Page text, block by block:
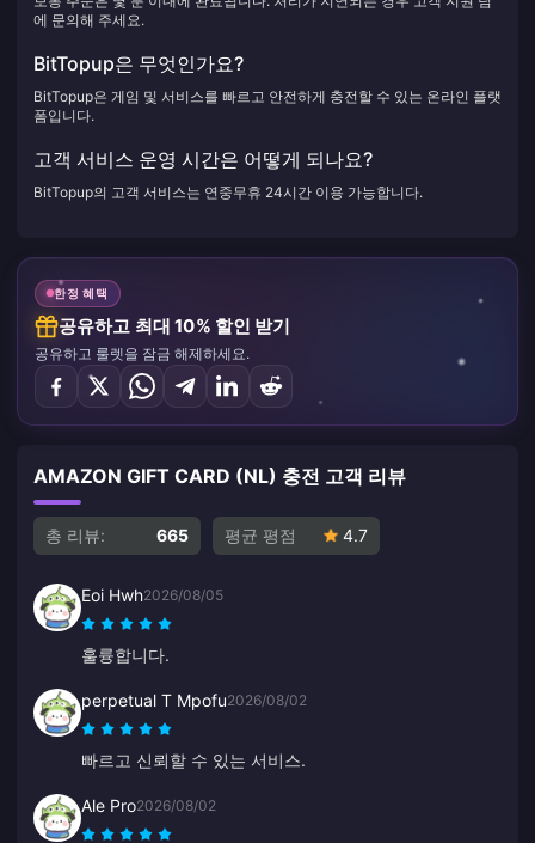
에 문의해 주세요.
BitTopup은 무엇인가요?
BitTopup은 게임 및 서비스를 빠르고 안전하게 충전할 수 있는 온라인 플랫
폼입니다.
고객 서비스 운영 시간은 어떻게 되나요?
BitTopup의 고객 서비스는 연중무휴 24시간 이용 가능합니다.
한정 혜택
공유하고 최대 10% 할인 받기
공유하고 룰렛을 잠금 해제하세요.
AMAZON GIFT CARD (NL) 충전 고객 리뷰
총 리뷰: 665 평균 평점 4.7
Eoi Hwh2026/08/05
훌륭합니다.
perpetual T Mpofu2026/08/02
빠르고 신뢰할 수 있는 서비스.
Ale Pro2026/08/02